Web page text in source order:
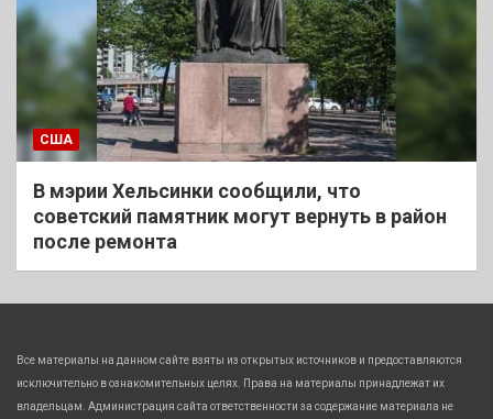
США
В мэрии Хельсинки сообщили, что
советский памятник могут вернуть в район
после ремонта
Все материалы на данном сайте взяты из открытых источников и предоставляются
исключительно в ознакомительных целях. Права на материалы принадлежат их
владельцам. Администрация сайта ответственности за содержание материала не